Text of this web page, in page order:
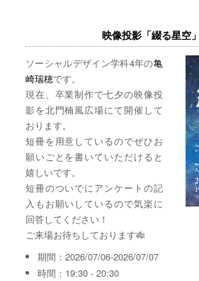
映像投影「綴る星空
ソーシャルデザイン学科4年の亀
崎瑞穂です。
現在、卒業制作で七夕の映像投
影を北門楠風広場にて開催して
おります。
短冊を用意しているのでぜひお
願いごとを書いていただけると
嬉しいです。
短冊のついでにアンケートの記
入もお願いしているので気楽に
回答してください！
ご来場お待ちしております🎋
期間：2026/07/06-2026/07/07
時間：19:30 - 20:30